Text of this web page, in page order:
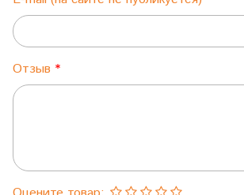
Отзыв